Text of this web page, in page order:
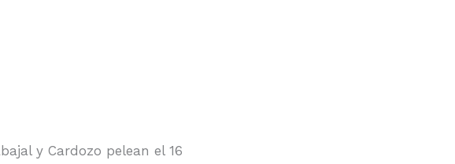
y Cardozo pelean el 16